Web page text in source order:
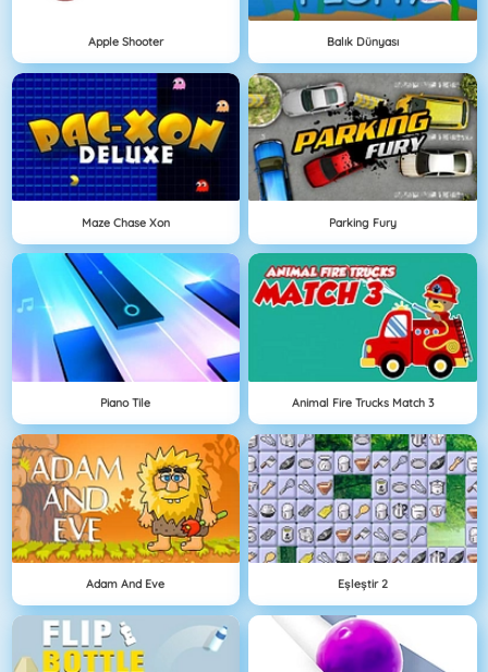
Apple Shooter Balık Dünyası
Maze Chase Xon Parking Fury
Piano Tile Animal Fire Trucks Match 3
Adam And Eve Eşleştir 2